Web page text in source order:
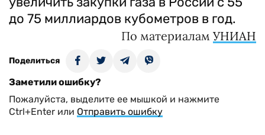
до 75 миллиардов кубометров в год.
По материалам УНИАН
Поделиться
Заметили ошибку?
Пожалуйста, выделите ее мышкой и нажмите
Ctrl+Enter или Отправить ошибку